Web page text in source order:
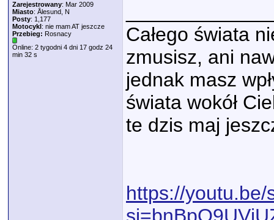
Zarejestrowany: Mar 2009
Miasto: Ålesund, N
Posty: 1,177
Motocykl: nie mam AT jeszcze
Przebieg: Rosnacy
Online: 2 tygodni 4 dni 17 godz 24
min 32 s
Całego świata
zmusisz, ani
jednak masz
świata wokół
te dzis maj
https://youtu.be/